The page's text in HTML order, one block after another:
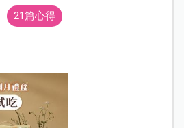
21篇心得